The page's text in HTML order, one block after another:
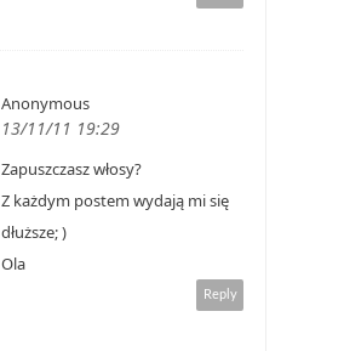
Anonymous
13/11/11 19:29
Zapuszczasz włosy?
Z każdym postem wydają mi się
dłuższe; )
Ola
Reply